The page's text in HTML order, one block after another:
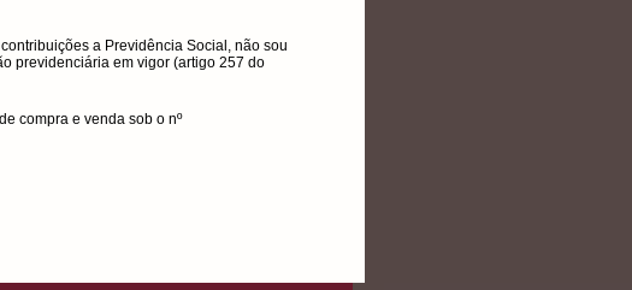
a Previdência Social, não sou
previdenciária em vigor (artigo 257 do
compra e venda sob o nº